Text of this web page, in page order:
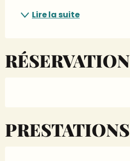
Lire la suite
RÉSERVATION
PRESTATIONS